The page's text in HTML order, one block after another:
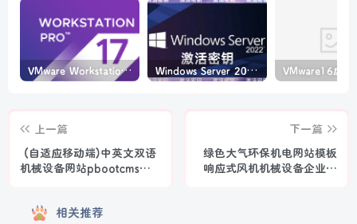
VMware Workstation PRO v17.6.4 正式版_虚拟机(带激活密钥) Windows Server 2022激活密钥 2024 5月更新
上一篇
(自适应移动端)中英文双语
机械设备网站pbootcms模
下一篇
绿色大气环保机电网站模板
响应式风机机械设备企业营
相关推荐